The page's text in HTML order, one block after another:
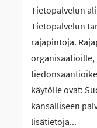
Tietopalvelun
Tietopalvelun
rajapintoja.
organisaatioille,
käytölle ovat:
kansalliseen
lisätietoja...